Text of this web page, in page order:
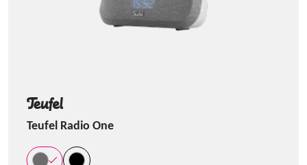
Teufel Radio One